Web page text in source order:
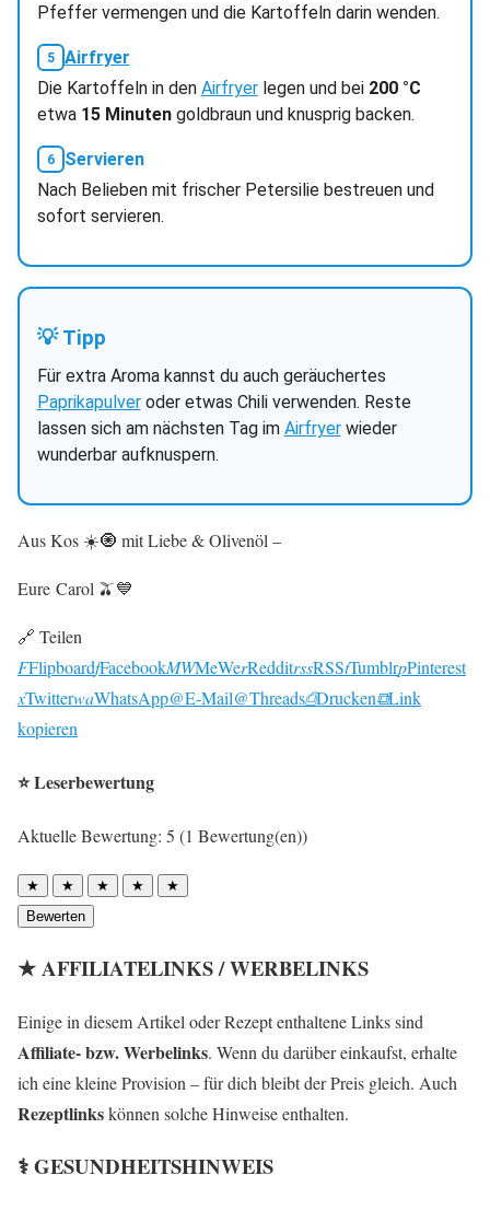
Pfeffer vermengen und die Kartoffeln darin wenden.
Airfryer
Die Kartoffeln in den Airfryerlegen und bei 200 °C
etwa 15 Minutengoldbraun und knusprig backen.
Servieren
Nach Belieben mit frischer Petersilie bestreuen und
sofort servieren.
💡 Tipp
Für extra Aroma kannst du auch geräuchertes
Paprikapulveroder etwas Chili verwenden. Reste
lassen sich am nächsten Tag im Airfryerwieder
wunderbar aufknuspern.
Aus Kos ☀️🧿 mit Liebe & Olivenöl –
Eure Carol 🫒💙
🔗 Teilen
FFlipboardfFacebookMWMeWerRedditrssRSStTumblrpPinterest
xTwitterwaWhatsApp@E-Mail@Threads⎙Drucken⧉Link
kopieren
⭐ Leserbewertung
Aktuelle Bewertung: 5 (1 Bewertung(en))
★ ★ ★ ★
★
Bewerten
★ AFFILIATELINKS / WERBELINKS
Einige in diesem Artikel oder Rezept enthaltene Links sind
Affiliate- bzw. Werbelinks. Wenn du darüber einkaufst, erhalte
ich eine kleine Provision – für dich bleibt der Preis gleich. Auch
Rezeptlinkskönnen solche Hinweise enthalten.
⚕️ GESUNDHEITSHINWEIS